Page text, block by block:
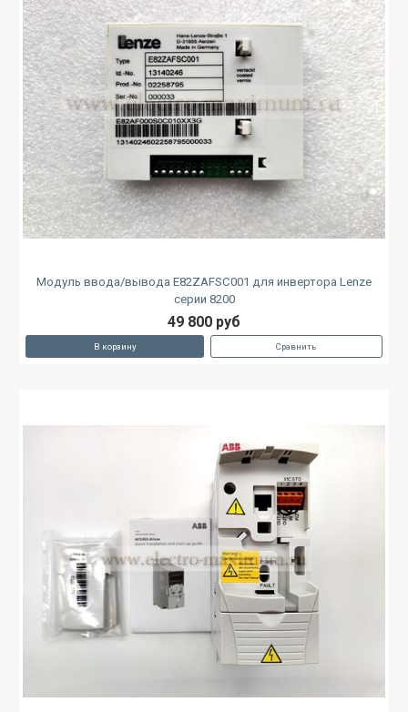
Модуль ввода/вывода E82ZAFSC001 для инвертора Lenze
серии 8200
49 800 руб
В корзину Сравнить